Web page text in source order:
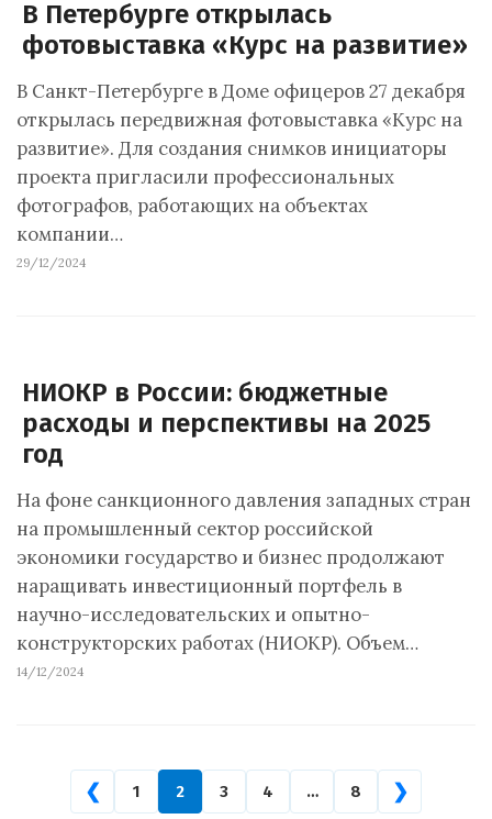
В Петербурге открылась
фотовыставка «Курс на развитие»
В Санкт-Петербурге в Доме офицеров 27 декабря
открылась передвижная фотовыставка «Курс на
развитие». Для создания снимков инициаторы
проекта пригласили профессиональных
фотографов, работающих на объектах
компании…
29/12/2024
НИОКР в России: бюджетные
расходы и перспективы на 2025
год
На фоне санкционного давления западных стран
на промышленный сектор российской
экономики государство и бизнес продолжают
наращивать инвестиционный портфель в
научно-исследовательских и опытно-
конструкторских работах (НИОКР). Объем…
14/12/2024
❮ 1 2 3 4 … 8 ❯